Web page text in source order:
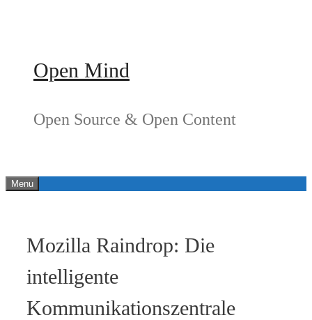
Open Mind
Open Source & Open Content
Menu
Mozilla Raindrop: Die
intelligente
Kommunikationszentrale